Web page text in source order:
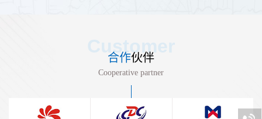
Customer
合作伙伴
Cooperative partner